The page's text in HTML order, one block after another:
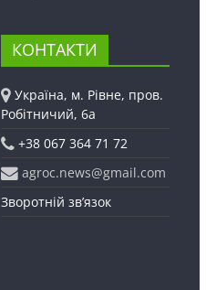
КОНТАКТИ
Україна, м. Рівне, пров.
Робітничий, 6а
+38 067 364 71 72
agroc.news@gmail.com
Зворотній зв’язок